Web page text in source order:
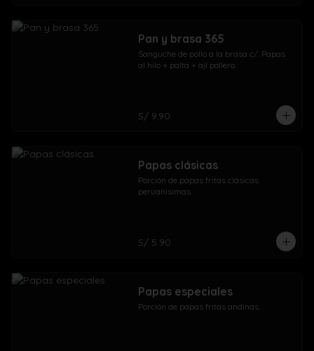
Pan y brasa 365
Sanguche de pollo a la brasa c/. Papas
al hilo + palta + ají pollero.
S/ 9.90
Papas clásicas
Porción de papas fritas clásicas
peruanisimas.
S/ 5.90
Papas especiales
Porción de papas fritas andinas.